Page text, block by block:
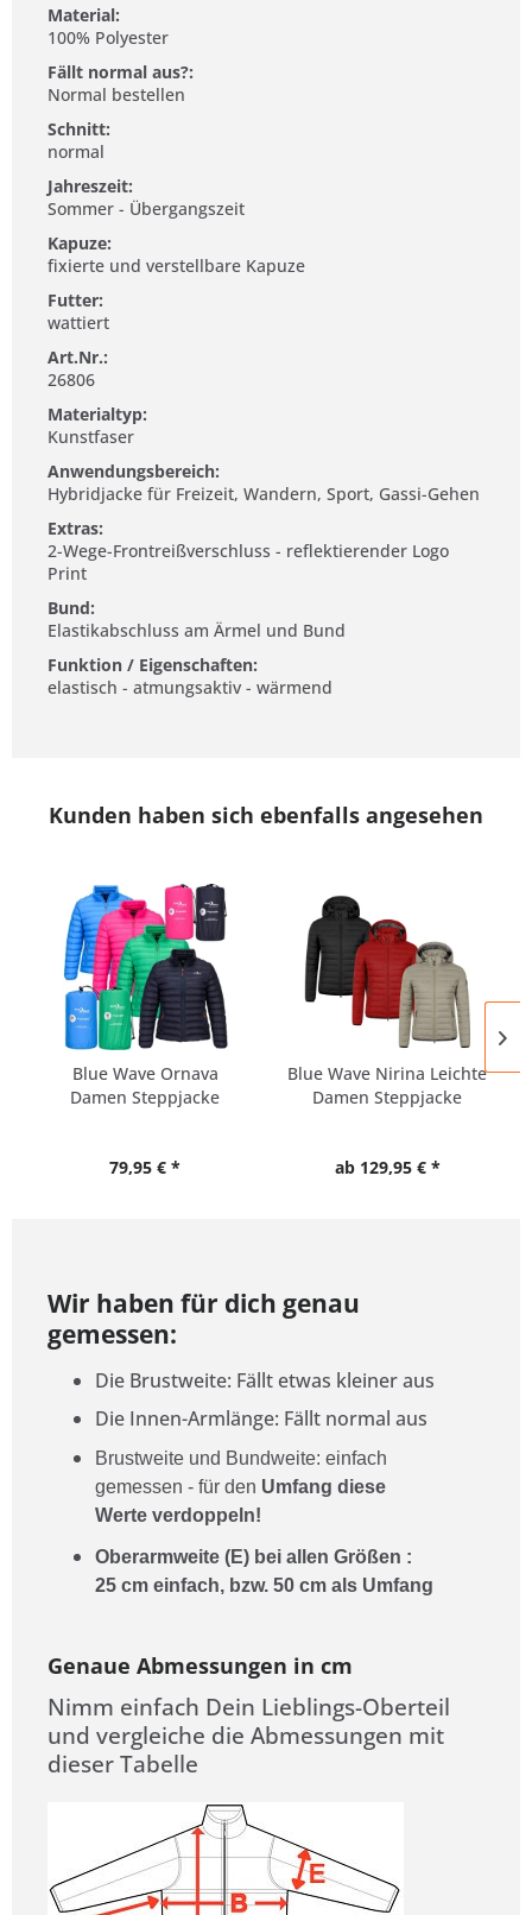
Material:
100% Polyester
Fällt normal aus?:
Normal bestellen
Schnitt:
normal
Jahreszeit:
Sommer - Übergangszeit
Kapuze:
fixierte und verstellbare Kapuze
Futter:
wattiert
Art.Nr.:
26806
Materialtyp:
Kunstfaser
Anwendungsbereich:
Hybridjacke für Freizeit, Wandern, Sport, Gassi-Gehen
Extras:
2-Wege-Frontreißverschluss - reflektierender Logo
Print
Bund:
Elastikabschluss am Ärmel und Bund
Funktion / Eigenschaften:
elastisch - atmungsaktiv - wärmend
Kunden haben sich ebenfalls angesehen
Blue Wave Ornava
Damen Steppjacke
79,95 € *
Blue Wave Nirina Leichte
Damen Steppjacke
ab 129,95 € *
Wir haben für dich genau
gemessen:
Die Brustweite: Fällt etwas kleiner aus
Die Innen-Armlänge: Fällt normal aus
Brustweite und Bundweite: einfach
gemessen - für den Umfang diese
Werte verdoppeln!
Oberarmweite (E) bei allen Größen :
25 cm einfach, bzw. 50 cm als Umfang
Genaue Abmessungen in cm
Nimm einfach Dein Lieblings-Oberteil
und vergleiche die Abmessungen mit
dieser Tabelle